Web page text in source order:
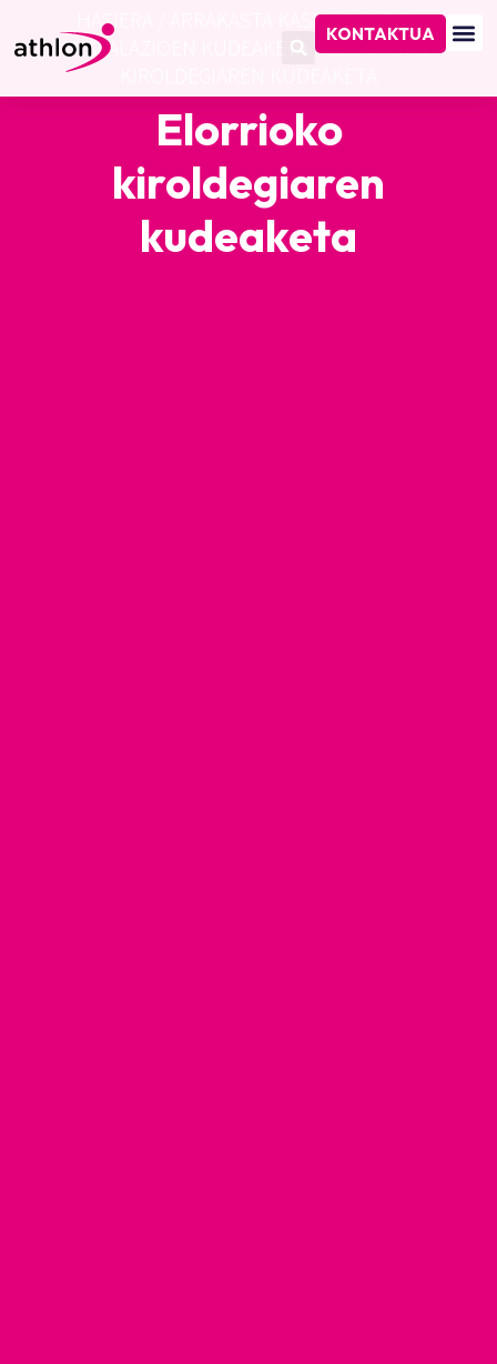
KONTAKTUA
HASIERA ARRAKASTA KASUAK/KIROL
INSTALAZIOEN KUDEAKETA /ELORRIOKO
Elorrioko
kiroldegiaren
kudeaketa